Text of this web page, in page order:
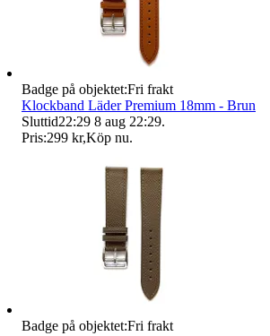
Badge på objektet:Fri frakt
Klockband Läder Premium 18mm - Brun
Sluttid22:29 8 aug 22:29.
Pris:299 kr,Köp nu.
Badge på objektet:Fri frakt